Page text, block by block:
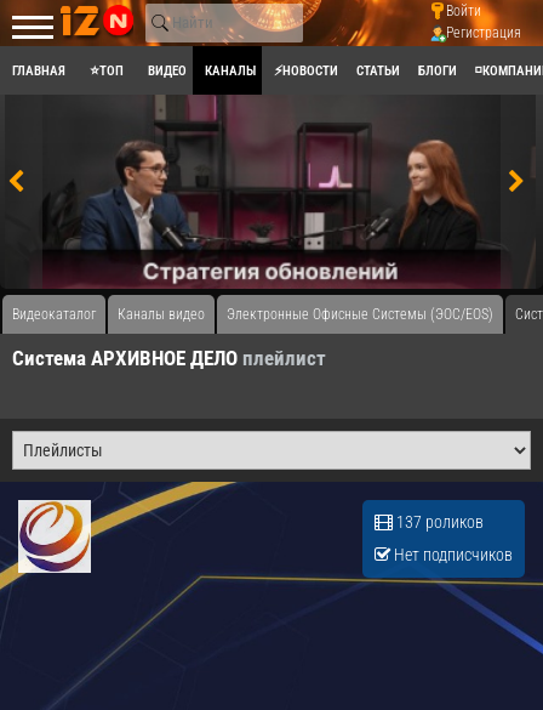
Войти
Регистрация
ГЛАВНАЯ ⭐ТОП ВИДЕО КАНАЛЫ ⚡НОВОСТИ СТАТЬИ БЛОГИ
Видеокаталог Каналы видео Электронные Офисные Системы (ЭОС/EOS)
Система АРХИВНОЕ ДЕЛО плейлист
137 роликов
Нет подписчиков